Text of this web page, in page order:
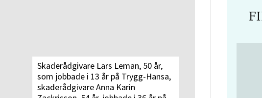
Skaderådgivare Lars Leman, 50 år,
som jobbade i 13 år på Trygg-Hansa,
skaderådgivare Anna Karin